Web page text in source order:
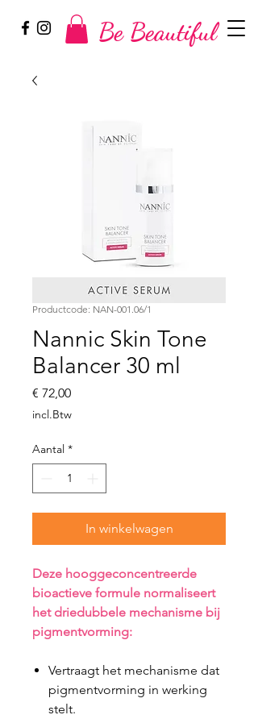
Be Beautiful
Productcode: NAN-001.06/1
Nannic Skin Tone
Balancer 30 ml
€ 72,00Prijs
incl.Btw
Aantal *
In winkelwagen
Deze hooggeconcentreerde
bioactieve formule normaliseert
het driedubbele mechanisme bij
pigmentvorming:
Vertraagt het mechanisme dat
pigmentvorming in werking
stelt.